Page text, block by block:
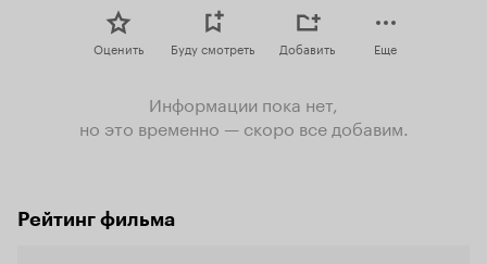
Оценить Буду смотреть Добавить Еще
Информации пока нет,
но это временно — скоро все добавим.
Рейтинг фильма